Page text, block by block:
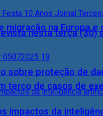
migração na Europa
terço de casos de
nesta terça (30)
sobre proteção de
impactos da